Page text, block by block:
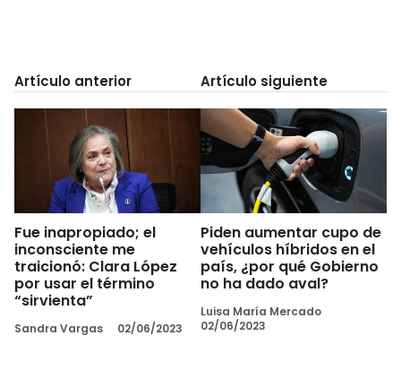
Artículo anterior
Fue inapropiado; el
inconsciente me
traicionó: Clara López
por usar el término
“sirvienta”
Sandra Vargas 02/06/2023
Artículo siguiente
Piden aumentar cupo de
vehículos híbridos en el
país, ¿por qué Gobierno
no ha dado aval?
Luisa María Mercado
02/06/2023